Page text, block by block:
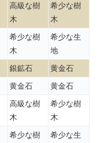
高級な樹
木
希少な樹
木
希少な樹
木
希少な生
地
銀鉱石 黄金石
黄金石
黄金石
高級な樹
木
希少な樹
木
希少な樹
希少な生